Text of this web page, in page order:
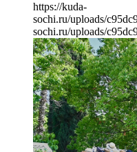
https://kuda-
sochi.ru/uploads/
sochi.ru/uploads/